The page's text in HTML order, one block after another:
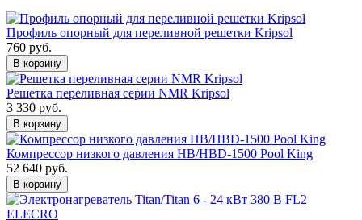
Профиль опорный для переливной решетки Kripsol
760 руб.
В корзину
Решетка переливная серии NMR Kripsol
3 330 руб.
В корзину
Компрессор низкого давления HB/HBD-1500 Pool King
52 640 руб.
В корзину